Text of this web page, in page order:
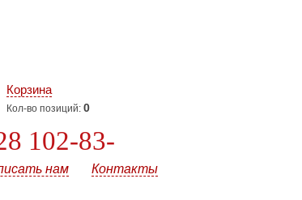
Корзина
Кол-во позиций: 0
102-83-
нам Контакты